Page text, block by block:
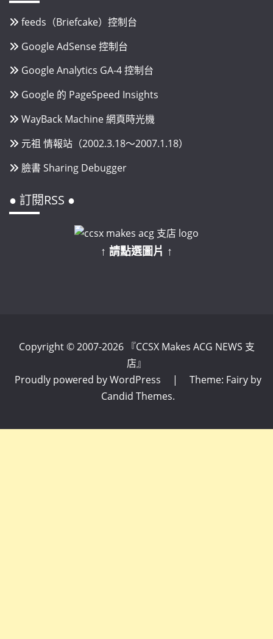
feeds（Briefcake）控制台
Google AdSense 控制台
Google Analytics GA-4 控制台
Google 的 PageSpeed Insights
WayBack Machine 網頁時光機
元祖 情報站（2002.3.18～2007.1.18）
臉書 Sharing Debugger
● 訂閱RSS ●
↑ 請點選圖片 ↑
Copyright © 2007-2026 『CCSX Makes ACG NEWS 支
店』
Proudly powered by WordPress
|
Theme: Fairy by
Candid Themes.